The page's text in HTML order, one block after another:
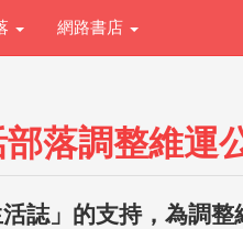
網路書店
落調整維運
誌」的支持，為調整